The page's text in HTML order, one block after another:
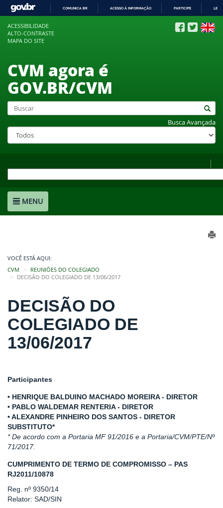
COMUNICA BR ACESSO À INFORMAÇÃO PARTICIPE
ACESSIBILIDADE
ALTO-CONTRASTE
MAPA DO SITE
CVM agora é
GOV.BR/CVM
Busca Avançada
MENU
VOCÊ ESTÁ AQUI:
CVM
REUNIÕES DO COLEGIADO
DECISÃO DO COLEGIADO DE 13/06/2017
DECISÃO DO
COLEGIADO DE
13/06/2017
Participantes
• HENRIQUE BALDUINO MACHADO MOREIRA - DIRETOR
• PABLO WALDEMAR RENTERIA - DIRETOR
• ALEXANDRE PINHEIRO DOS SANTOS - DIRETOR
SUBSTITUTO*
* De acordo com a Portaria MF 91/2016 e a Portaria/CVM/PTE/Nº
71/2017.
CUMPRIMENTO DE TERMO DE COMPROMISSO – PAS
RJ2011/10878
Reg. nº 9350/14
Relator: SAD/SIN